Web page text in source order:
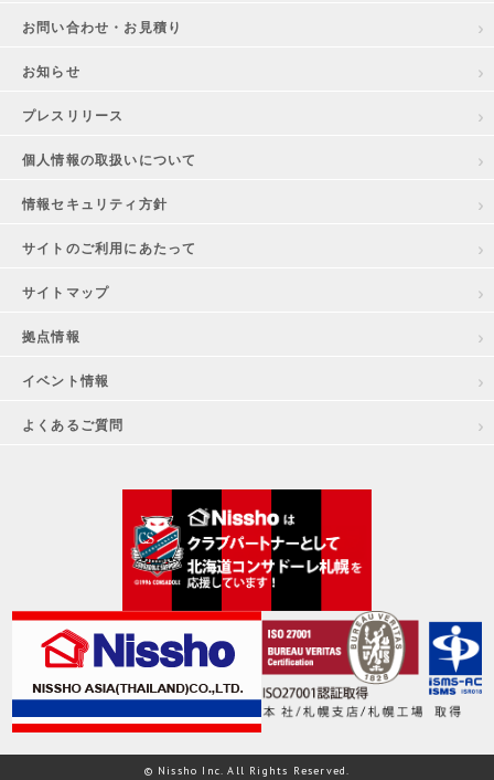
お問い合わせ・お見積り
お知らせ
プレスリリース
個人情報の取扱いについて
情報セキュリティ方針
サイトのご利用にあたって
サイトマップ
拠点情報
イベント情報
よくあるご質問
© Nissho Inc. All Rights Reserved.